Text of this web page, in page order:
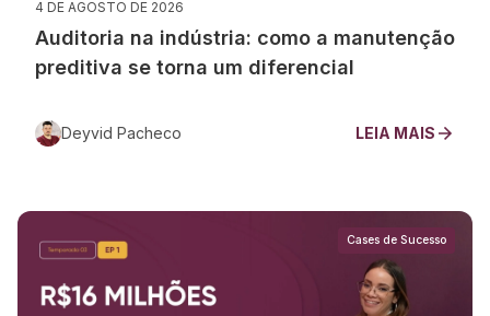
4 DE AGOSTO DE 2026
Auditoria na indústria: como a manutenção
preditiva se torna um diferencial
Deyvid Pacheco LEIA MAIS
Cases de Sucesso